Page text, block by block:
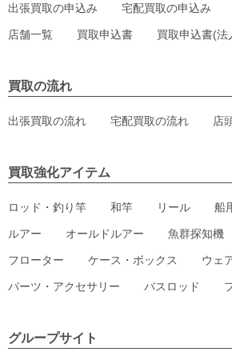
出張買取の申込み 宅配買取の申込み
店舗一覧 買取申込書 買取申込書(法
買取の流れ
出張買取の流れ 宅配買取の流れ 店
買取強化アイテム
ロッド・釣り竿 和竿 リール 船
ルアー オールドルアー 魚群探知機
フローター ケース・ボックス ウェ
パーツ・アクセサリー バスロッド
グループサイト